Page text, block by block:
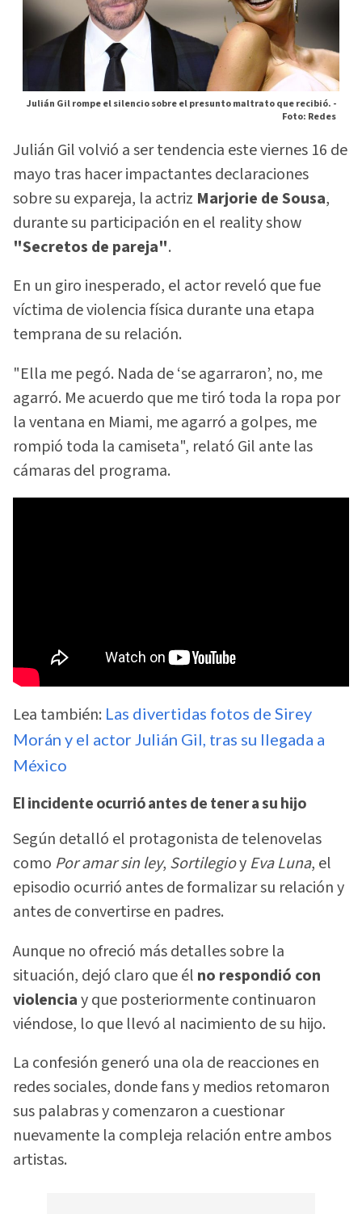
Julián Gil rompe el silencio sobre el presunto maltrato que recibió. -
Foto: Redes
Julián Gil volvió a ser tendencia este viernes 16 de
mayo tras hacer impactantes declaraciones
sobre su expareja, la actriz Marjorie de Sousa,
durante su participación en el reality show
"Secretos de pareja".
En un giro inesperado, el actor reveló que fue
víctima de violencia física durante una etapa
temprana de su relación.
"Ella me pegó. Nada de ‘se agarraron’, no, me
agarró. Me acuerdo que me tiró toda la ropa por
la ventana en Miami, me agarró a golpes, me
rompió toda la camiseta", relató Gil ante las
cámaras del programa.
Lea también: Las divertidas fotos de Sirey
Morán y el actor Julián Gil, tras su llegada a
México
El incidente ocurrió antes de tener a su hijo
Según detalló el protagonista de telenovelas
como Por amar sin ley, Sortilegioy Eva Luna, el
episodio ocurrió antes de formalizar su relación y
antes de convertirse en padres.
Aunque no ofreció más detalles sobre la
situación, dejó claro que él no respondió con
violenciay que posteriormente continuaron
viéndose, lo que llevó al nacimiento de su hijo.
La confesión generó una ola de reacciones en
redes sociales, donde fans y medios retomaron
sus palabras y comenzaron a cuestionar
nuevamente la compleja relación entre ambos
artistas.